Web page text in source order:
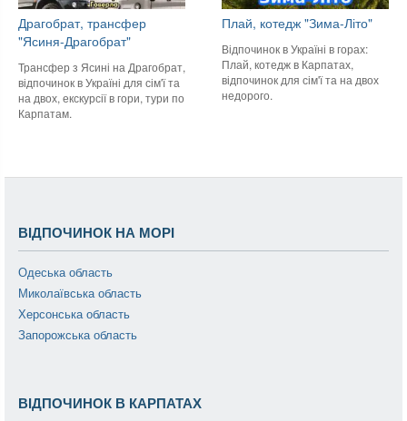
Драгобрат, трансфер
"Ясиня-Драгобрат"
Трансфер з Ясині на Драгобрат,
відпочинок в Україні для сім'ї та
на двох, екскурсії в гори, тури по
Карпатам.
Плай, котедж "Зима-Літо"
Відпочинок в Україні в горах:
Плай, котедж в Карпатах,
відпочинок для сім'ї та на двох
недорого.
ВІДПОЧИНОК НА МОРІ
Одеська область
Миколаївська область
Херсонська область
Запорожська область
ВІДПОЧИНОК В КАРПАТАХ